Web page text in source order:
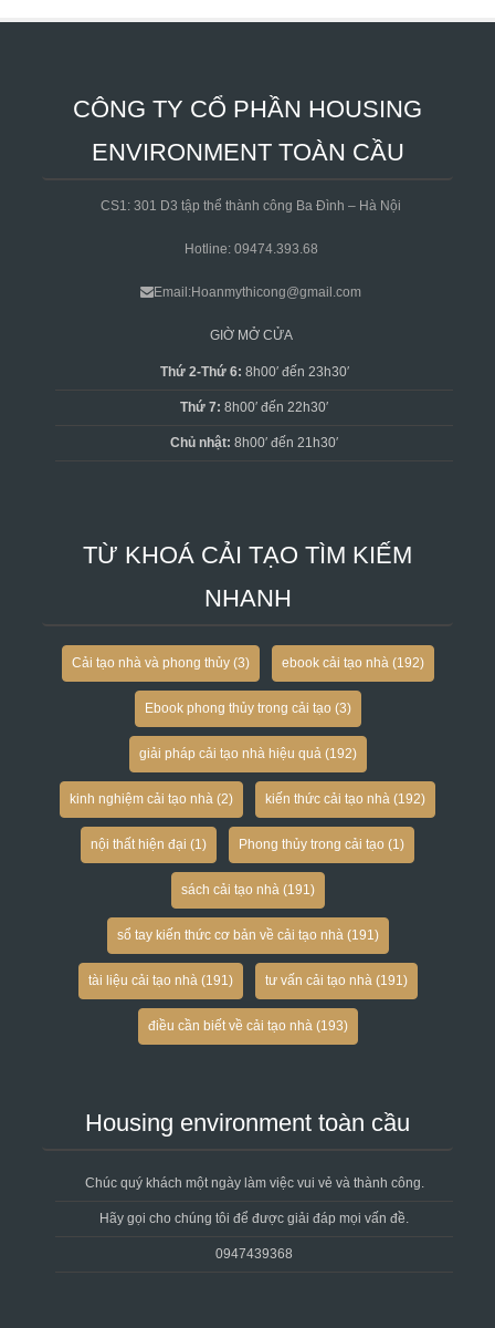
CÔNG TY CỔ PHẦN HOUSING
ENVIRONMENT TOÀN CẦU
CS1: 301 D3 tập thể thành công Ba Đình – Hà Nội
Hotline: 09474.393.68
Email:Hoanmythicong@gmail.com
GIỜ MỞ CỬA
Thứ 2-Thứ 6: 8h00′ đến 23h30′
Thứ 7: 8h00′ đến 22h30′
Chủ nhật: 8h00′ đến 21h30′
TỪ KHOÁ CẢI TẠO TÌM KIẾM
NHANH
Cải tạo nhà và phong thủy(3) ebook cải tạo nhà(192)
Ebook phong thủy trong cải tạo (3)
giải pháp cải tạo nhà hiệu quả(192)
kinh nghiệm cải tạo nhà (2) kiến thức cải tạo nhà (192)
nội thất hiện đại (1) Phong thủy trong cải tạo (1)
sách cải tạo nhà(191)
sổ tay kiến thức cơ bản về cải tạo nhà(191)
tài liệu cải tạo nhà(191) tư vấn cải tạo nhà(191)
điều cần biết về cải tạo nhà(193)
Housing environment toàn cầu
Chúc quý khách một ngày làm việc vui vẻ và thành công.
Hãy gọi cho chúng tôi để được giải đáp mọi vấn đề.
0947439368